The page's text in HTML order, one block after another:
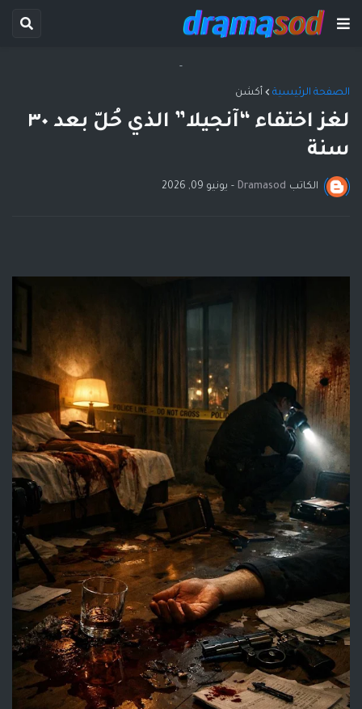
-
الصفحة الرئيسية أكشن
لغز اختفاء “آنجيلا” الذي حُلّ بعد ٣٠
سنة
الكاتب Dramasod
- يونيو 09, 2026